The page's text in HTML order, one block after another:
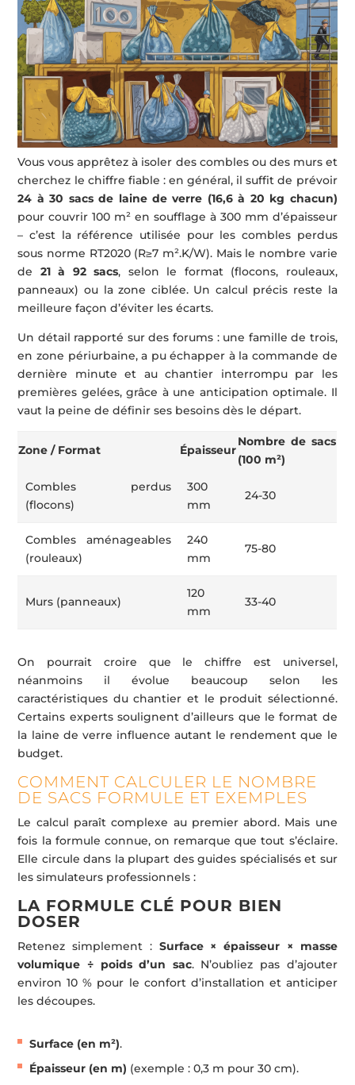
Vous vous apprêtez à isoler des combles ou des murs et
cherchez le chiffre fiable : en général, il suffit de prévoir
24 à 30 sacs de laine de verre (16,6 à 20 kg chacun)
pour couvrir 100 m² en soufflage à 300 mm d’épaisseur
– c’est la référence utilisée pour les combles perdus
sous norme RT2020 (R≥7 m².K/W). Mais le nombre varie
de 21 à 92 sacs, selon le format (flocons, rouleaux,
panneaux) ou la zone ciblée. Un calcul précis reste la
meilleure façon d’éviter les écarts.
Un détail rapporté sur des forums : une famille de trois,
en zone périurbaine, a pu échapper à la commande de
dernière minute et au chantier interrompu par les
premières gelées, grâce à une anticipation optimale. Il
vaut la peine de définir ses besoins dès le départ.
Zone / Format Épaisseur
Nombre de sacs
(100 m²)
Combles perdus
(flocons)
300
mm
24-30
Combles aménageables
(rouleaux)
240
mm
75-80
Murs (panneaux)
120
mm
33-40
On pourrait croire que le chiffre est universel,
néanmoins il évolue beaucoup selon les
caractéristiques du chantier et le produit sélectionné.
Certains experts soulignent d’ailleurs que le format de
la laine de verre influence autant le rendement que le
budget.
COMMENT CALCULER LE NOMBRE
DE SACS FORMULE ET EXEMPLES
Le calcul paraît complexe au premier abord. Mais une
fois la formule connue, on remarque que tout s’éclaire.
Elle circule dans la plupart des guides spécialisés et sur
les simulateurs professionnels :
LA FORMULE CLÉ POUR BIEN
DOSER
Retenez simplement : Surface × épaisseur × masse
volumique ÷ poids d’un sac. N’oubliez pas d’ajouter
environ 10 % pour le confort d’installation et anticiper
les découpes.
Surface (en m²).
Épaisseur (en m) (exemple : 0,3 m pour 30 cm).